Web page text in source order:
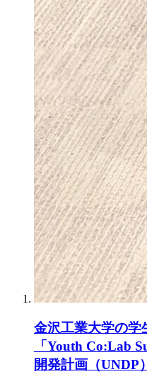
金沢工業大学の学
「Youth Co:Lab
開発計画（UNDP